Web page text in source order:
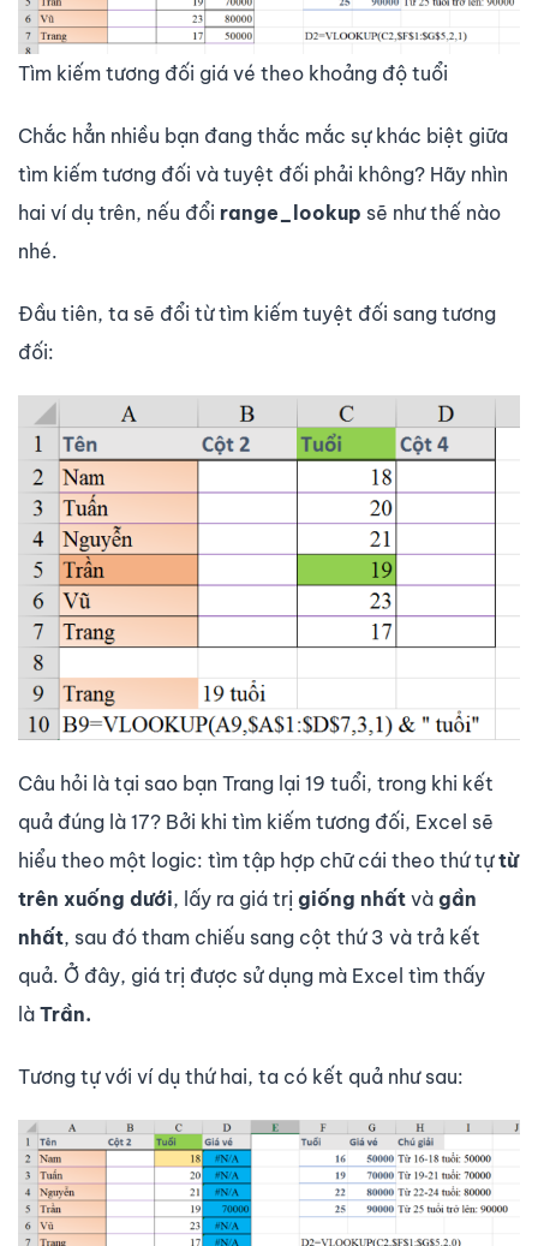
Tìm kiếm tương đối giá vé theo khoảng độ tuổi
Chắc hẳn nhiều bạn đang thắc mắc sự khác biệt giữa
tìm kiếm tương đối và tuyệt đối phải không? Hãy nhìn
hai ví dụ trên, nếu đổi range_lookup sẽ như thế nào
nhé.
Đầu tiên, ta sẽ đổi từ tìm kiếm tuyệt đối sang tương
đối:
Câu hỏi là tại sao bạn Trang lại 19 tuổi, trong khi kết
quả đúng là 17? Bởi khi tìm kiếm tương đối, Excel sẽ
hiểu theo một logic: tìm tập hợp chữ cái theo thứ tựtừ
trên xuống dưới, lấy ra giá trị giống nhất và gần
nhất, sau đó tham chiếu sang cột thứ 3 và trả kết
quả. Ở đây, giá trị được sử dụng mà Excel tìm thấy
là Trần.
Tương tự với ví dụ thứ hai, ta có kết quả như sau: